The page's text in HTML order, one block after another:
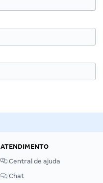
ATENDIMENTO
Central de ajuda
Chat